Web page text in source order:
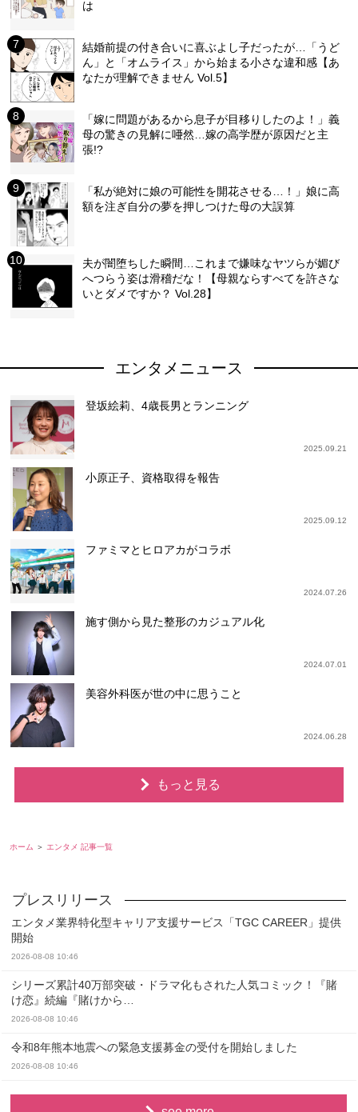
は
結婚前提の付き合いに喜ぶよし子だったが…「うど
ん」と「オムライス」から始まる小さな違和感【あ
なたが理解できません Vol.5】
「嫁に問題があるから息子が目移りしたのよ！」義
母の驚きの見解に唖然…嫁の高学歴が原因だと主
張!?
「私が絶対に娘の可能性を開花させる…！」娘に高
額を注ぎ自分の夢を押しつけた母の大誤算
夫が闇堕ちした瞬間…これまで嫌味なヤツらが媚び
へつらう姿は滑稽だな！【母親ならすべてを許さな
いとダメですか？ Vol.28】
エンタメニュース
登坂絵莉、4歳長男とランニング
2025.09.21
小原正子、資格取得を報告
2025.09.12
ファミマとヒロアカがコラボ
2024.07.26
施す側から見た整形のカジュアル化
2024.07.01
美容外科医が世の中に思うこと
2024.06.28
もっと見る
ホーム エンタメ 記事一覧
エンタメ業界特化型キャリア支援サービス「TGC CAREER」提供
開始
2026-08-08 10:46
シリーズ累計40万部突破・ドラマ化もされた人気コミック！『賭
け恋』続編『賭けから…
2026-08-08 10:46
令和8年熊本地震への緊急支援募金の受付を開始しました
2026-08-08 10:46